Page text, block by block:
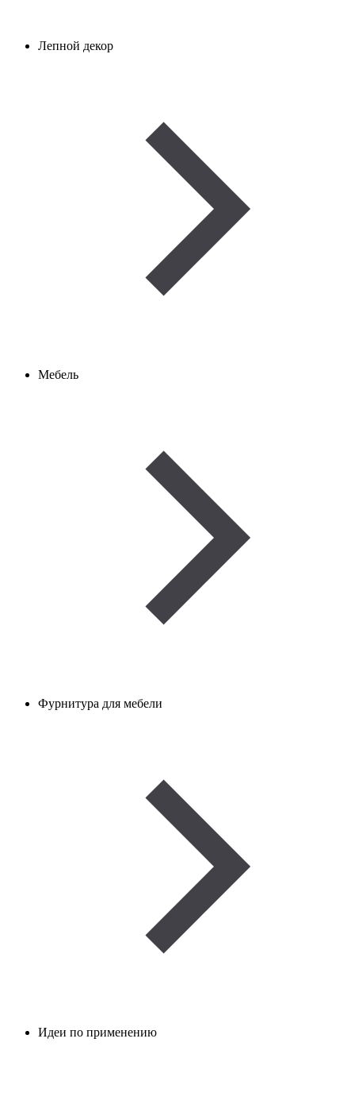
Лепной декор
Мебель
Фурнитура для мебели
Идеи по применению